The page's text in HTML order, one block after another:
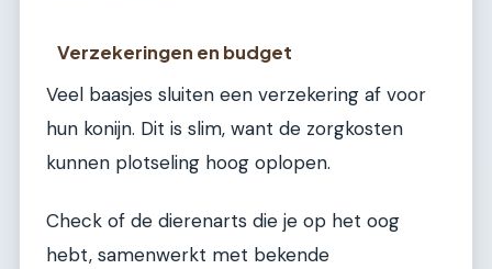
Verzekeringen en budget
Veel baasjes sluiten een verzekering af voor
hun konijn. Dit is slim, want de zorgkosten
kunnen plotseling hoog oplopen.
Check of de dierenarts die je op het oog
hebt, samenwerkt met bekende